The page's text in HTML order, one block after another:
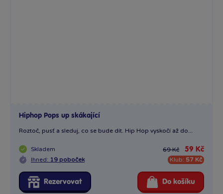
Hiphop Pops up skákající
Roztoč, pusť a sleduj, co se bude dít. Hip Hop vyskočí až do...
Skladem
Ihned: 19 poboček
69 Kč 59 Kč
Klub: 57 Kč
Rezervovat Do košíku